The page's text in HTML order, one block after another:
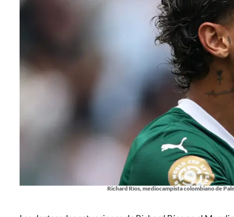
Richard Ríos, mediocampista colombiano de